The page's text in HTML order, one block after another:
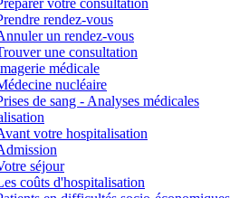
votre consultation
rendez-vous
un rendez-vous
une consultation
médicale
nucléaire
de sang - Analyses médicales
votre hospitalisation
séjour
coûts d'hospitalisation